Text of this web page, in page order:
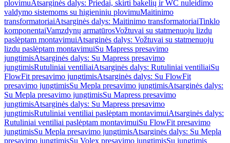
plovimuAtsarginės dalys: Priedai, skirti bakelių ir WC nuleidimo
valdymo sistemoms su higieniniu plovimuMaitinimo
transformatoriaiAtsarginės dalys: Maitinimo transformatoriaiTinklo
komponentaiVamzdynų armatūrosVožtuvai su statmenuoju lizdu
paslėptam montavimuiAtsarginės dalys: Vožtuvai su statmenuoju
lizdu paslėptam montavimuiSu Mapress presavimo
jungtimisAtsarginės dalys: Su Mapress presavimo
jungtimisRutuliniai ventiliaiAtsarginės dalys: Rutuliniai ventiliaiSu
FlowFit presavimo jungtimisAtsarginės dalys: Su FlowFit
presavimo jungtimisSu Mepla presavimo jungtimisAtsarginės dalys:
Su Mepla presavimo jungtimisSu Mapress presavimo
jungtimisAtsarginės dalys: Su Mapress presavimo
jungtimisRutuliniai ventiliai paslėptam montavimuiAtsarginės dalys:
Rutuliniai ventiliai paslėptam montavimuiSu FlowFit presavimo
jungtimisSu Mepla presavimo jungtimisAtsarginės dalys: Su Mepla
presavimo jungtimisSu Volex presavimo jungtimisSu jungtimis